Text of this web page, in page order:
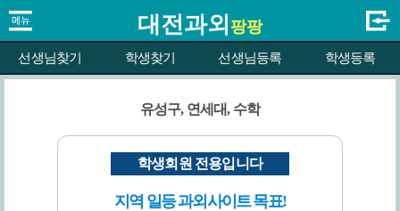
대전과외 팡팡
선생님찾기 학생찾기 선생님등록 학생등록
유성구, 연세대, 수학
학생회원 전용입니다
지역 일등 과외사이트 목표!